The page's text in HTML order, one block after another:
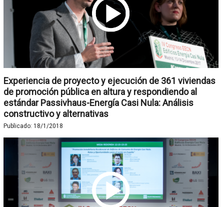
Experiencia de proyecto y ejecución de 361 viviendas
de promoción pública en altura y respondiendo al
estándar Passivhaus-Energía Casi Nula: Análisis
constructivo y alternativas
Publicado: 18/1/2018